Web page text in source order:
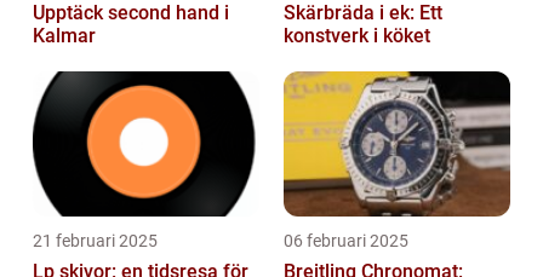
Upptäck second hand i
Kalmar
Skärbräda i ek: Ett
konstverk i köket
21 februari 2025
Lp skivor: en tidsresa för
06 februari 2025
Breitling Chronomat: